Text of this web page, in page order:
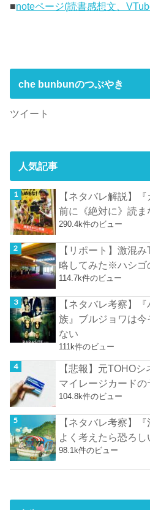
■noteページ(読書感想文、
che bunbunのつぶやき
ツイート
人気記事
【ネタバレ解説】
前に《絶対に》読
290.4k件のビュー
【リポート】激混
略してみた※ハシゴ
114.7k件のビュー
【ネタバレ考察】
族』ブルジョワは
ない
111k件のビュー
【悲報】元TOHO
マイレージカード
104.8k件のビュー
【ネタバレ考察】
よく考えたら恐ろ
98.1k件のビュー